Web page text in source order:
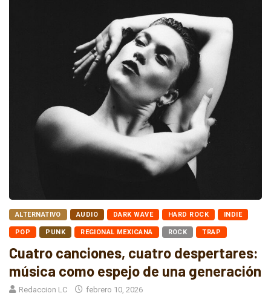
ALTERNATIVO AUDIO DARK WAVE HARD ROCK INDIE
POP PUNK REGIONAL MEXICANA ROCK TRAP
Cuatro canciones, cuatro despertares:
música como espejo de una generación
Redaccion LC febrero 10, 2026